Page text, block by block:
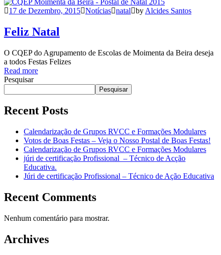
17 de Dezembro, 2015 Notícias natal by Alcides Santos
Feliz Natal
O CQEP do Agrupamento de Escolas de Moimenta da Beira deseja
a todos Festas Felizes
Read more
Pesquisar
Pesquisar
Recent Posts
Calendarização de Grupos RVCC e Formações Modulares
Votos de Boas Festas – Veja o Nosso Postal de Boas Festas!
Calendarização de Grupos RVCC e Formações Modulares
júri de certificação Profissional – Técnico de Acção
Educativa.
Júri de certificação Profissional – Técnico de Ação Educativa
Recent Comments
Nenhum comentário para mostrar.
Archives